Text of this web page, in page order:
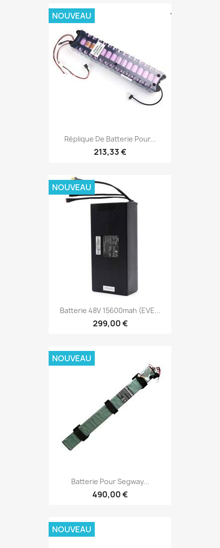
Réplique De Batterie Pour...
213,33 €
NOUVEAU
Batterie 48V 15600mah (EVE...
299,00 €
NOUVEAU
Batterie Pour Segway...
490,00 €
NOUVEAU
NOUVEAU